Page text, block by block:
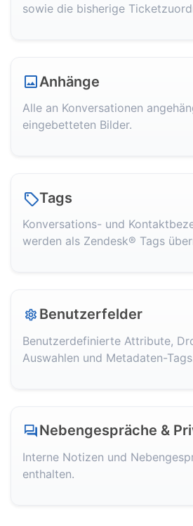
sowie die bisherige
Anhänge
Alle an Konversationen
eingebetteten Bilder.
Tags
Konversations- und
werden als Zendesk® Tags
Benutzerfelder
Benutzerdefinierte Attribute,
Auswahlen und Metadaten-
Nebengespräche &
Interne Notizen und
enthalten.